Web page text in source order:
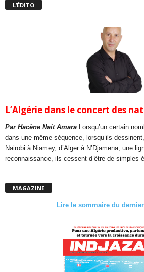
L’ÉDITO
L’Algérie dans le concert des
Par Hacène Nait Amara
Lorsqu’un certain
dans une même séquence, lorsqu’ils
Nairobi à Niamey, d’Alger à N’Djamena, une
reconnaissance, ils cessent d’être de simples
MAGAZINE
Lire le sommaire du